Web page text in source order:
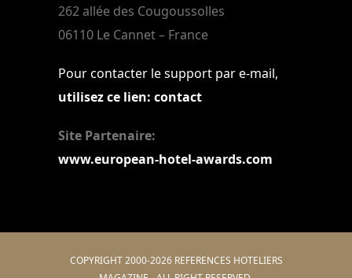
262 allée des Cougoussolles
06110 Le Cannet – France
Pour contacter le support par e-mail,
utilisez ce lien: contact
Site Partenaire:
www.european-hotel-awards.com
COPYRIGHT 2000-2026 REFERENCES HOTELIERS